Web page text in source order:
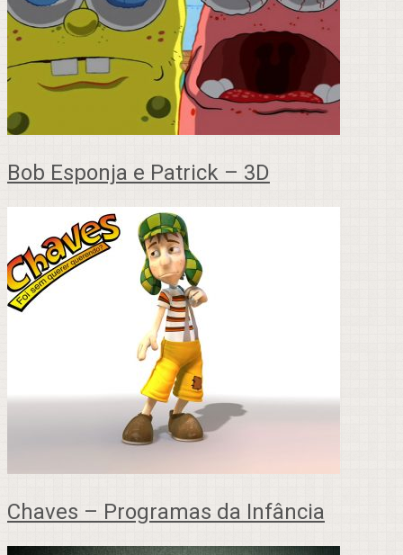
Bob Esponja e Patrick – 3D
Chaves – Programas da Infância